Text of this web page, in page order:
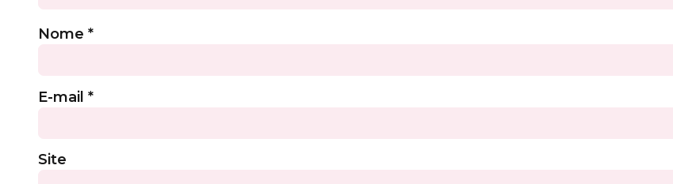
Nome *
E-mail *
Site